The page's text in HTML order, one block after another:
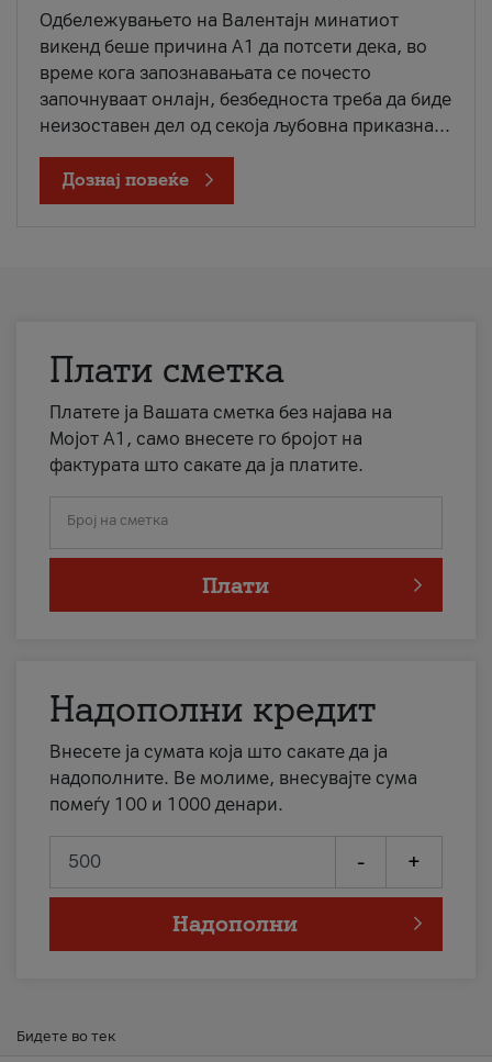
Одбележувањето на Валентајн минатиот
викенд беше причина А1 да потсети дека, во
време кога запознавањата се почесто
започнуваат онлајн, безбедноста треба да биде
неизоставен дел од секоја љубовна приказна...
Дознај повеќе
Плати сметка
Платете ја Вашата сметка без најава на
Мојот А1, само внесете го бројот на
фактурата што сакате да ја платите.
Број на сметка
Плати
Надополни кредит
Внесете ја сумата која што сакате да ја
надополните. Ве молиме, внесувајте сума
помеѓу 100 и 1000 денари.
- +
Надополни
Бидете во тек